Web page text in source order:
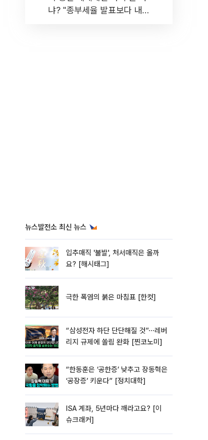
냐? "종부세율 발표보다 내릴
뉴스발전소 최신 뉴스
입추매직 '불발', 처서매직은 올까
요? [해시태그]
극한 폭염의 붉은 마침표 [한컷]
“삼성전자 하단 단단해질 것”⋯레버
리지 규제에 쏠림 완화 [찐코노미]
“한동훈은 ‘공한증’ 낮추고 장동혁은
‘공장증’ 키운다” [정치대학]
ISA 계좌, 5년마다 깨라고요? [이
슈크래커]